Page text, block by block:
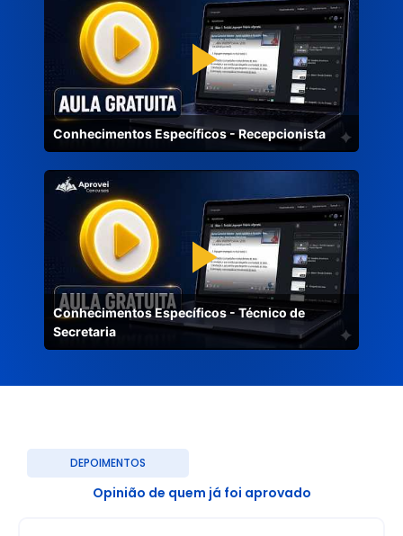
Conhecimentos Específicos - Recepcionista
Conhecimentos Específicos - Técnico de
Secretaria
DEPOIMENTOS
Opinião de quem já foi aprovado